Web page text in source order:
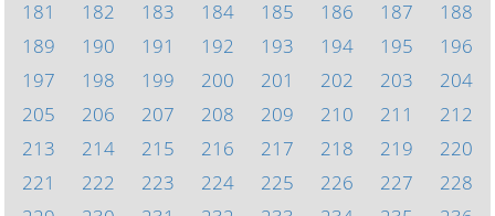
181
182 183 184 185 186 187
188
189
190 191 192 193 194 195
196
197
198 199 200 201 202 203
204
205
206 207 208 209 210 211
212
213
214 215 216 217 218 219
220
221
222 223 224 225 226 227
228